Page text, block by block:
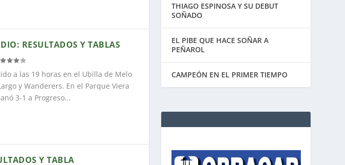
RESULTADOS Y TABLAS
a las 19 horas en el Ubilla de Melo
y Wanderers. En el Parque Viera
3-1 a Progreso...
Y TABLA
THIAGO ESPINOSA Y SU DEBUT
SOÑADO
EL PIBE QUE HACE SOÑAR A
PEÑAROL
CAMPEÓN EN EL PRIMER TIEMPO